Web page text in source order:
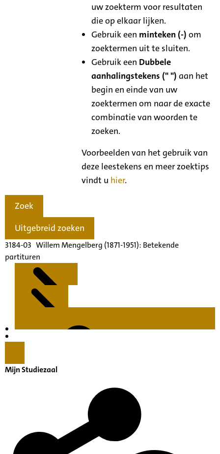
uw zoekterm voor resultaten
die op elkaar lijken.
Gebruik een minteken (-) om
zoektermen uit te sluiten.
Gebruik een Dubbele
aanhalingstekens (" ") aan het
begin en einde van uw
zoektermen om naar de exacte
combinatie van woorden te
zoeken.
Voorbeelden van het gebruik van
deze leestekens en meer zoektips
vindt u hier.
Zoek
Uitgebreid zoeken
3184-03 Willem Mengelberg (1871-1951): Betekende
partituren
Mijn Studiezaal